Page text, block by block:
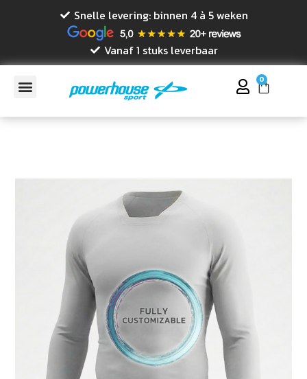
Snelle levering: binnen 4 à 5 weken
Vanaf 1 stuks leverbaar
0